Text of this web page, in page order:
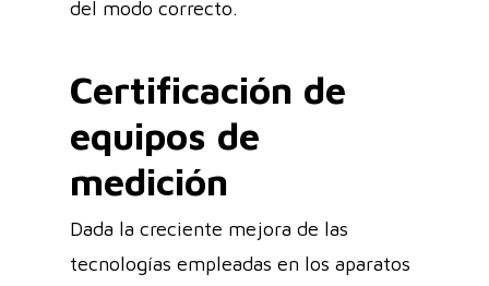
del modo correcto.
Certificación de
equipos de
medición
Dada la creciente mejora de las
tecnologías empleadas en los aparatos